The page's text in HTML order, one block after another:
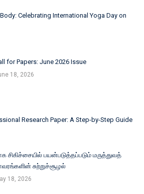
Celebrating International Yoga Day on
for Papers: June 2026 Issue
18, 2026
Research Paper: A Step-by-Step Guide
சிகிச்சையில் பயன்படுத்தப்படும் மருத்துவத்
சுற்றுச்சூழல்
18, 2026